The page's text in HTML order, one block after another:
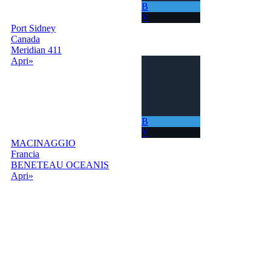
B
V
Port Sidney
Canada
Meridian 411
Apri»
B
V
MACINAGGIO
Francia
BENETEAU OCEANIS
Apri»